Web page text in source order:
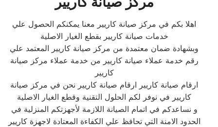
اهلا بكم في مركز صيانة كاريير معنا يمكنكم الحصول علي
خدمات صيانة كاريير بقطع الغيار الاصلية
وبشهادة ضمان معتمدة من مركز صيانة كاريير المعتمد علي
رقم خدمة عملاء صيانة كاريير من خدمة عملاء مركز صيانة
كاريير
ارقام صيانة كاريير ارقام صيانة كاريير نحن في مركز صيانة
كاريير في نوفر لكم الحلول التقنية وقطع الغيار الاصلية
و نساعدكم في اتمام الصيانة اللازمة لأجهزتكم المنزلية في
الحدود الامنة التي تحافظ علي الكفاءة المعتادة لاجهزة كاريير